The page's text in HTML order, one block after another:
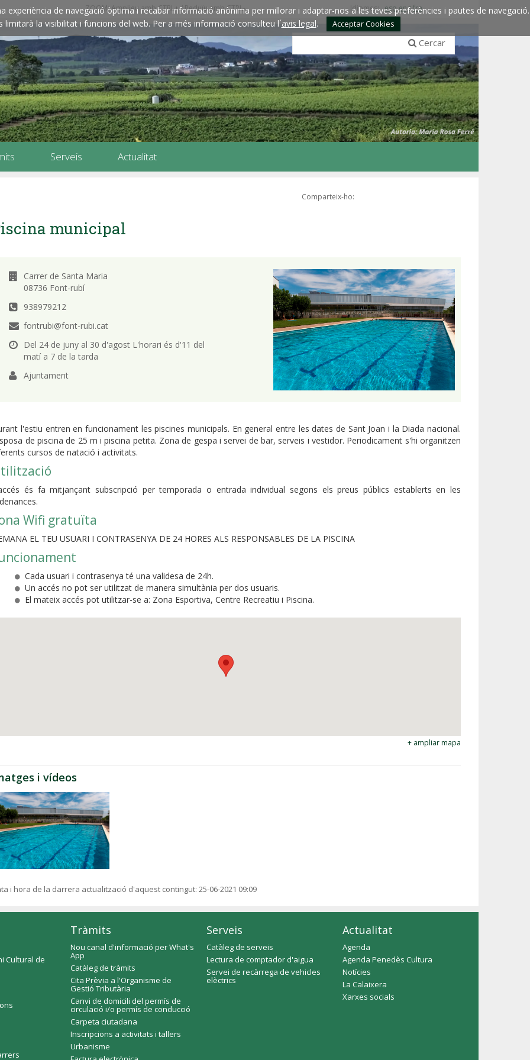
de navegació òptima i recabar informació anònima per millorar i adaptar-nos a les teves preferències i pautes de navegació.
limitarà la visibilitat i funcions del web. Per a més informació consulteu l´avis legal. Acceptar Cookies
ZOOM: Amplieu amb CTRL+ / Reduïu amb CTRL- Idiomes:esp engfra
Cercar
Serveis Actualitat
Comparteix-ho:
municipal
Carrer de Santa Maria
08736 Font-rubí
938979212
fontrubi@font-rubi.cat
Del 24 de juny al 30 d'agost L'horari és d'11 del
matí a 7 de la tarda
Ajuntament
l'estiu entren en funcionament les piscines municipals. En general entre les dates de Sant Joan i la Diada nacional.
de piscina de 25 m i piscina petita. Zona de gespa i servei de bar, serveis i vestidor. Periodicament s'hi organitzen
cursos de natació i activitats.
és fa mitjançant subscripció per temporada o entrada individual segons els preus públics establerts en les
Wifi gratuïta
EL TEU USUARI I CONTRASENYA DE 24 HORES ALS RESPONSABLES DE LA PISCINA
Cada usuari i contrasenya té una validesa de 24h.
Un accés no pot ser utilitzat de manera simultània per dos usuaris.
El mateix accés pot utilitzar-se a: Zona Esportiva, Centre Recreatiu i Piscina.
+ ampliar mapa
i vídeos
i hora de la darrera actualització d'aquest contingut:25-06-2021 09:09
Cultural de
Tràmits
Nou canal d'informació per What's
App
Catàleg de tràmits
Cita Prèvia a l'Organisme de
Gestió Tributària
Canvi de domicili del permís de
circulació i/o permís de conducció
Carpeta ciutadana
Inscripcions a activitats i tallers
Urbanisme
Serveis
Catàleg de serveis
Lectura de comptador d'aigua
Servei de recàrrega de vehicles
elèctrics
Actualitat
Agenda
Agenda Penedès Cultura
Notícies
La Calaixera
Xarxes socials